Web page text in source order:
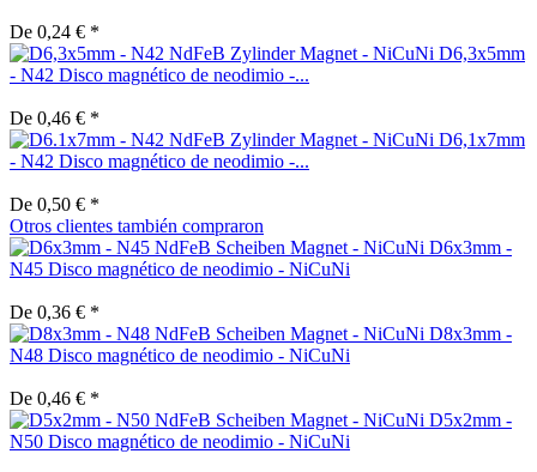
De 0,24 € *
D6,3x5mm
- N42 Disco magnético de neodimio -...
De 0,46 € *
D6,1x7mm
- N42 Disco magnético de neodimio -...
De 0,50 € *
Otros clientes también compraron
D6x3mm -
N45 Disco magnético de neodimio - NiCuNi
De 0,36 € *
D8x3mm -
N48 Disco magnético de neodimio - NiCuNi
De 0,46 € *
D5x2mm -
N50 Disco magnético de neodimio - NiCuNi